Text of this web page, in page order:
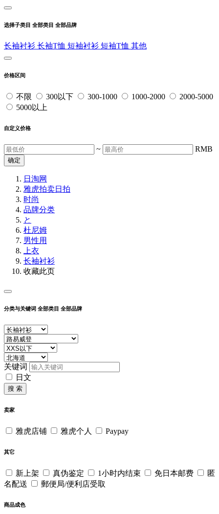
选择子类目 全部类目 全部品牌
长袖衬衫 长袖T恤 短袖衬衫 短袖T恤 其他
价格区间
不限 300以下 300-1000 1000-2000
2000-5000
5000以上
自定义价格
~ RMB
确定
日淘网
雅虎拍卖日拍
时尚
品牌分类
と
杜尼姆
男性用
上衣
长袖衬衫
收藏此页
分类与关键词 全部类目 全部品牌
关键词
日文
搜 索
卖家
雅虎店铺 雅虎个人 Paypay
其它
新上架 真伪鉴定 1小时内结束 免日本邮费
匿
名配送
郵便局/便利店受取
商品成色